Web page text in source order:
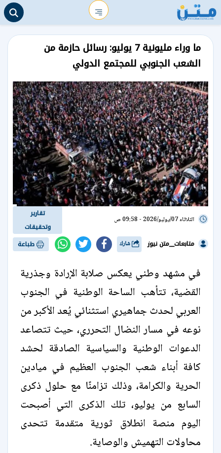
ما وراء مليونية 7 يوليو: رسائل حازمة من
الشعب الجنوبي للمجتمع الدولي
الثلاثاء 07/يوليو/2026 - 09:58 ص
تقارير
وتحقيقات
متابعات__متن نيوز
طباعة
في مشهد وطني يعكس صلابة الإرادة وجذرية
القضية، تتأهب الساحة الوطنية في الجنوب
العربي لحدث جماهيري استثنائي يُعد الأكبر من
نوعه في مسار النضال التحرري، حيث تتصاعد
الدعوات الوطنية والسياسية الصادقة لحشد
كافة أبناء شعب الجنوب العظيم في ميادين
الحرية والكرامة، وذلك تزامنًا مع حلول ذكرى
السابع من يوليو، تلك الذكرى التي أصبحت
اليوم منصة انطلاق ثورية متقدمة تتحدى
محاولات التهميش والوصاية.